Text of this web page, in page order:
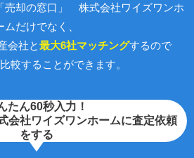
売却の窓口」 株式会社ワイズワンホ
ムだけでなく、
会社と最大6社マッチングするので
較することができます。
たん60秒入力！
会社ワイズワンホームに査定依頼
をする